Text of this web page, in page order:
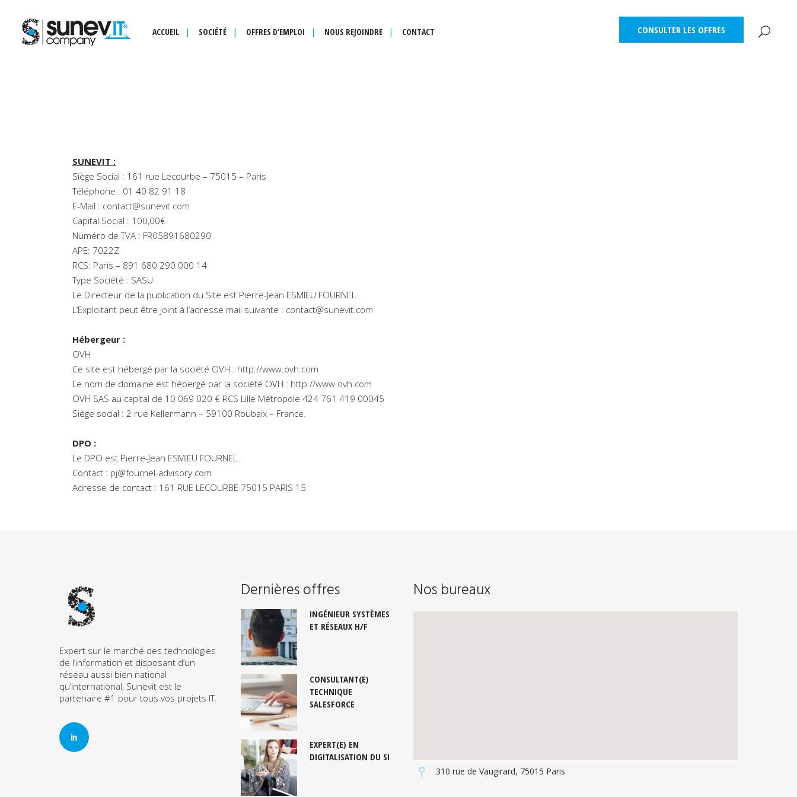
CONSULTER LES OFFRES
ACCUEIL SOCIÉTÉ OFFRES D’EMPLOI NOUS REJOINDRE CONTACT
SUNEVIT :
Siège Social : 161 rue Lecourbe – 75015 – Paris
Téléphone : 01 40 82 91 18
E-Mail : contact@sunevit.com
Capital Social : 100,00€
Numéro de TVA : FR05891680290
APE: 7022Z
RCS: Paris – 891 680 290 000 14
Type Société : SASU
Le Directeur de la publication du Site est Pierre-Jean ESMIEU FOURNEL.
L’Exploitant peut être joint à l’adresse mail suivante : contact@sunevit.com
Héber­geur :
OVH
Ce site est hébergé par la société OVH : http://www.ovh.com
Le nom de domaine est hébergé par la société OVH : http://www.ovh.com
OVH SAS au capital de 10 069 020 € RCS Lille Métropole 424 761 419 00045
Siège social : 2 rue Kellermann – 59100 Roubaix – France.
DPO :
Le DPO est Pierre-Jean ESMIEU FOURNEL.
Contact : pj@fournel-advisory.com
Adresse de contact : 161 RUE LECOURBE 75015 PARIS 15
Expert sur le marché des technologies
de l’information et disposant d’un
réseau aussi bien national
qu’international, Sunevit est le
partenaire #1 pour tous vos projets IT.
Dernières offres
INGÉNIEUR SYSTÈMES
ET RÉSEAUX H/F
CONSULTANT(E)
TECHNIQUE
SALESFORCE
EXPERT(E) EN
DIGITALISATION DU SI
Nos bureaux
310 rue de Vaugirard, 75015 Paris